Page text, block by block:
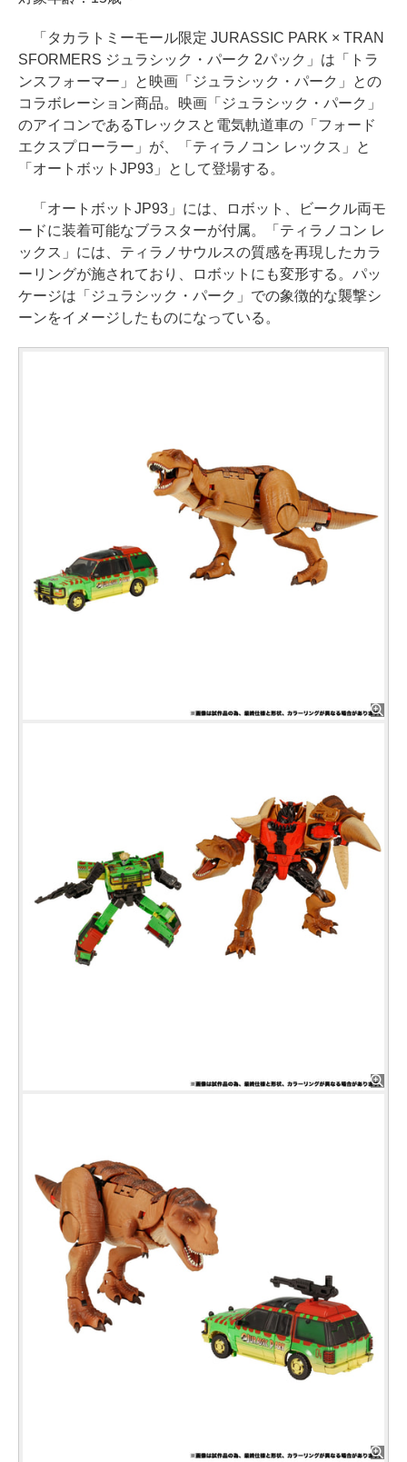
「タカラトミーモール限定 JURASSIC PARK × TRAN
SFORMERS ジュラシック・パーク 2パック」は「トラ
ンスフォーマー」と映画「ジュラシック・パーク」との
コラボレーション商品。映画「ジュラシック・パーク」
のアイコンであるTレックスと電気軌道車の「フォード
エクスプローラー」が、「ティラノコン レックス」と
「オートボットJP93」として登場する。
「オートボットJP93」には、ロボット、ビークル両モ
ードに装着可能なブラスターが付属。「ティラノコン レ
ックス」には、ティラノサウルスの質感を再現したカラ
ーリングが施されており、ロボットにも変形する。パッ
ケージは「ジュラシック・パーク」での象徴的な襲撃シ
ーンをイメージしたものになっている。